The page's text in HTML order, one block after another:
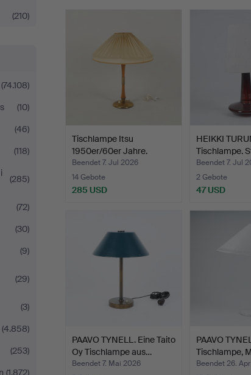
(210)
(74.108)
(10)
(46)
(118)
(285)
(72)
(30)
(9)
(29)
(3)
(4.858)
(253)
(1.872)
Tischlampe Itsu
1950er/60er Jahre.
Beendet 7. Jul 2026
14 Gebote
285 USD
HEIKKI
Tischlampe.
Orno.
Beendet 7. Jul
2 Gebote
47 USD
PAAVO TYNELL. Eine Taito
Oy Tischlampe aus…
Beendet 7. Mai 2026
PAAVO
Tischlampe,
Idm…
Beendet 26.